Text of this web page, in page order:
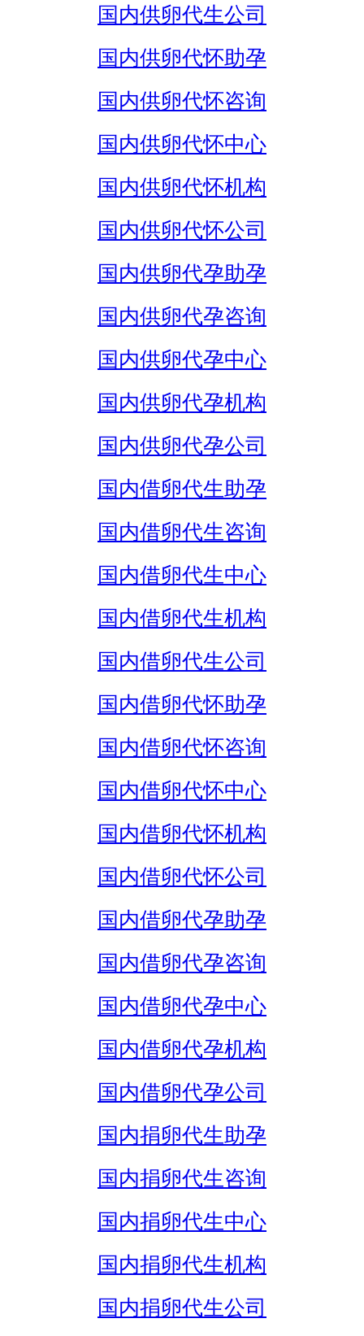
国内供卵代生公司
国内供卵代怀助孕
国内供卵代怀咨询
国内供卵代怀中心
国内供卵代怀机构
国内供卵代怀公司
国内供卵代孕助孕
国内供卵代孕咨询
国内供卵代孕中心
国内供卵代孕机构
国内供卵代孕公司
国内借卵代生助孕
国内借卵代生咨询
国内借卵代生中心
国内借卵代生机构
国内借卵代生公司
国内借卵代怀助孕
国内借卵代怀咨询
国内借卵代怀中心
国内借卵代怀机构
国内借卵代怀公司
国内借卵代孕助孕
国内借卵代孕咨询
国内借卵代孕中心
国内借卵代孕机构
国内借卵代孕公司
国内捐卵代生助孕
国内捐卵代生咨询
国内捐卵代生中心
国内捐卵代生机构
国内捐卵代生公司